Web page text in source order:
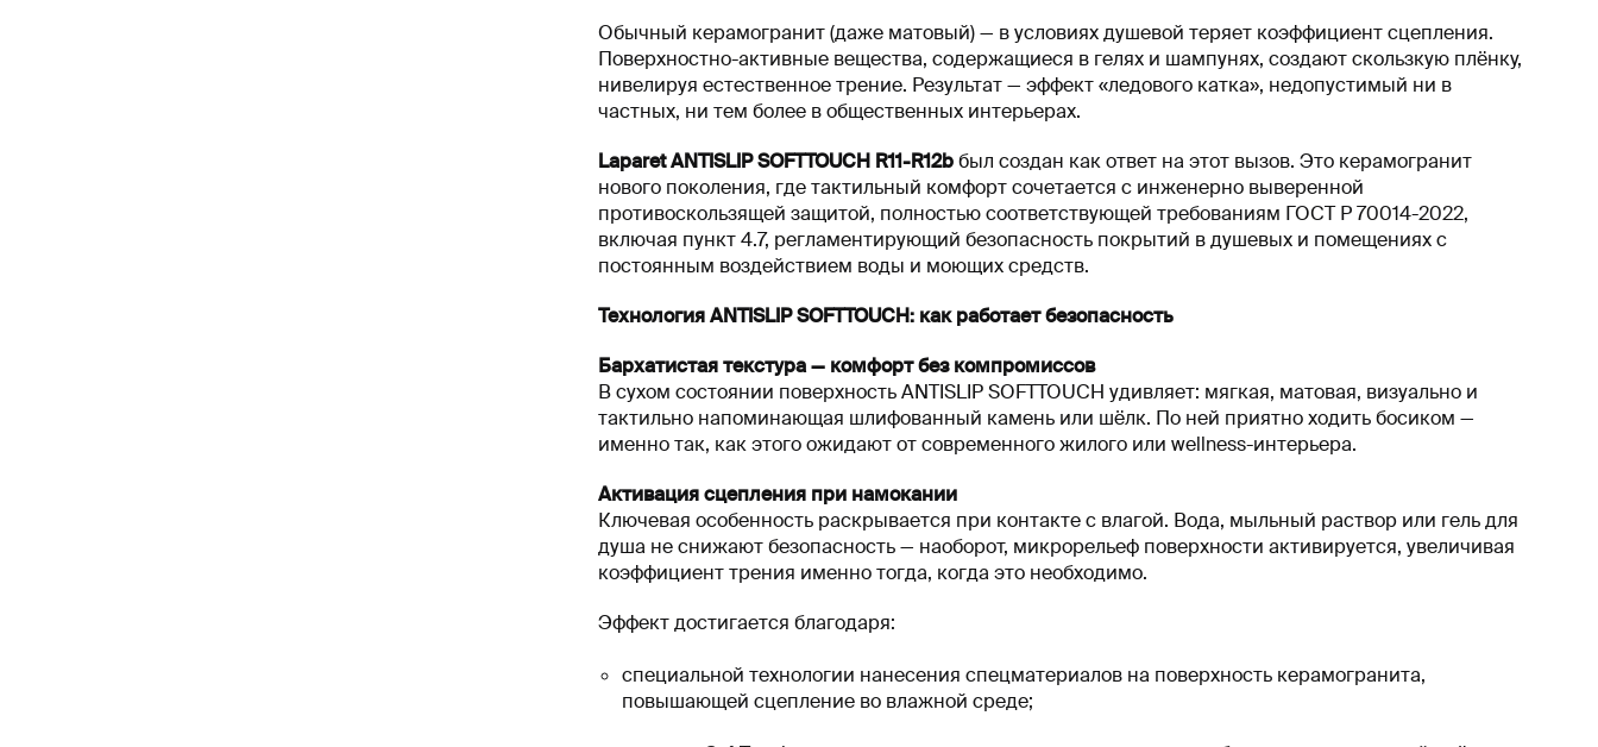
Обычный керамогранит (даже матовый) — в условиях душевой теряет коэффициент сцепления.
Поверхностно-активные вещества, содержащиеся в гелях и шампунях, создают скользкую плёнку,
нивелируя естественное трение. Результат — эффект «ледового катка», недопустимый ни в
частных, ни тем более в общественных интерьерах.
Laparet ANTISLIP SOFTTOUCH R11-R12bбыл создан как ответ на этот вызов. Это керамогранит
нового поколения, где тактильный комфорт сочетается с инженерно выверенной
противоскользящей защитой, полностью соответствующей требованиям ГОСТ Р 70014-2022,
включая пункт 4.7, регламентирующий безопасность покрытий в душевых и помещениях с
постоянным воздействием воды и моющих средств.
Технология ANTISLIP SOFTTOUCH: как работает безопасность
Бархатистая текстура — комфорт без компромиссов
В сухом состоянии поверхность ANTISLIP SOFTTOUCH удивляет: мягкая, матовая, визуально и
тактильно напоминающая шлифованный камень или шёлк. По ней приятно ходить босиком —
именно так, как этого ожидают от современного жилого или wellness-интерьера.
Активация сцепления при намокании
Ключевая особенность раскрывается при контакте с влагой. Вода, мыльный раствор или гель для
душа не снижают безопасность — наоборот, микрорельеф поверхности активируется, увеличивая
коэффициент трения именно тогда, когда это необходимо.
Эффект достигается благодаря:
специальной технологии нанесения спецматериалов на поверхность керамогранита,
повышающей сцепление во влажной среде;